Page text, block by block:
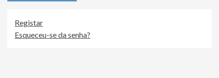
Registar
Esqueceu-se da senha?